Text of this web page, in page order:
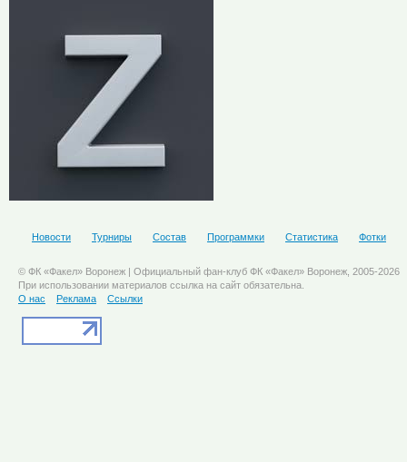
Новости Турниры Состав Программки Статистика Фотки
© ФК «Факел» Воронеж | Официальный фан-клуб ФК «Факел» Воронеж, 2005-2026
При использовании материалов ссылка на сайт обязательна.
О нас
Реклама Ссылки